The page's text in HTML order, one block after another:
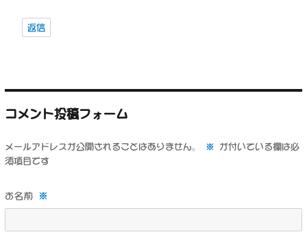
返信
コメント投稿フォーム
メールアドレスが公開されることはありません。 ※ が付いている欄は必
須項目です
お名前 ※